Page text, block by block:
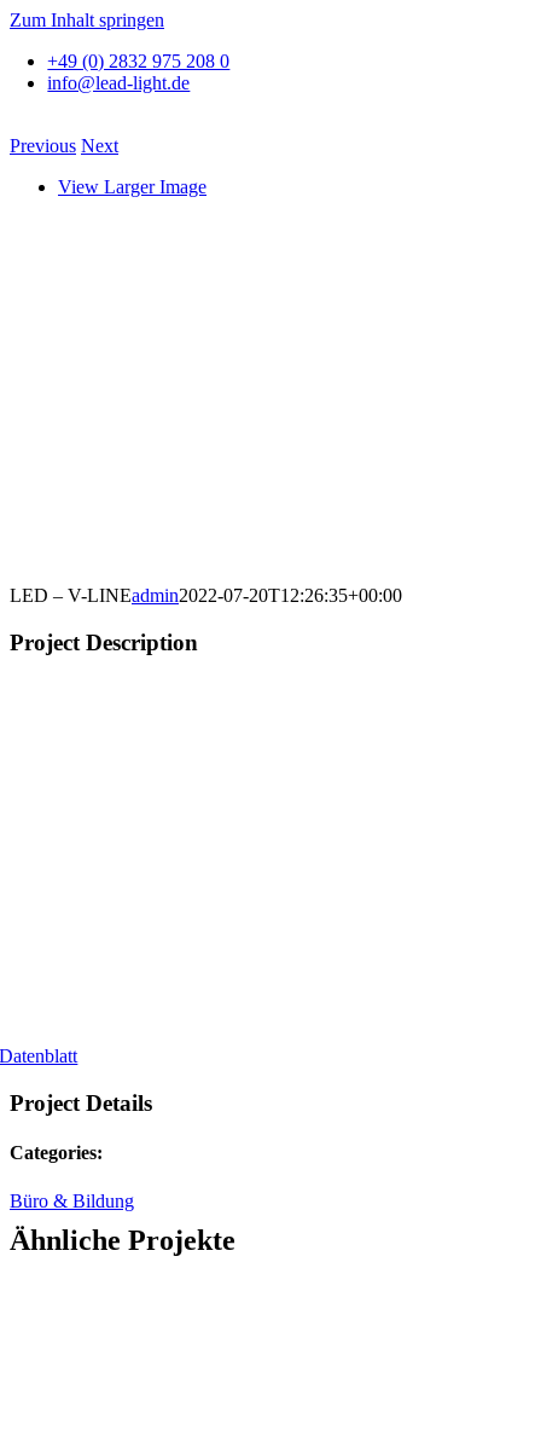
Zum Inhalt springen
+49 (0) 2832 975 208 0
info@lead-light.de
Previous Next
View Larger Image
LED – V-LINEadmin2022-07-20T12:26:35+00:00
Project Description
Datenblatt
Project Details
Categories:
Büro & Bildung
Ähnliche Projekte